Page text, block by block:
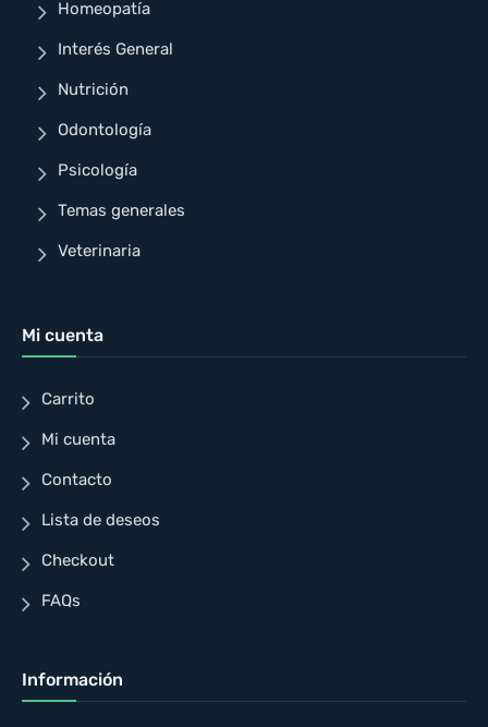
Homeopatía
Interés General
Nutrición
Odontología
Psicología
Temas generales
Veterinaria
Mi cuenta
Carrito
Mi cuenta
Contacto
Lista de deseos
Checkout
FAQs
Información